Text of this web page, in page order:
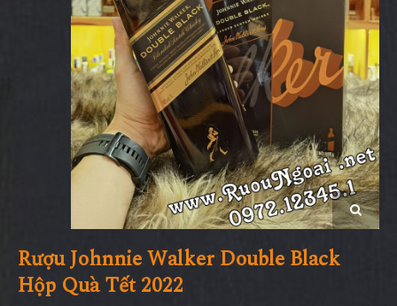
Rượu Johnnie Walker Double Black
Hộp Quà Tết 2022